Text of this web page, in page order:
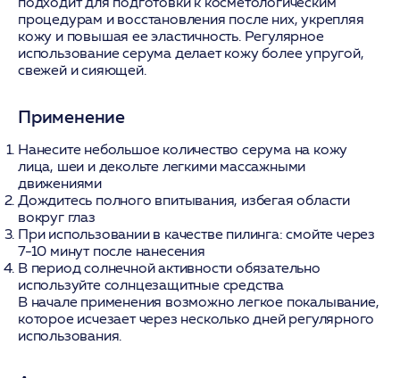
процедурам и восстановления после них, укрепляя
кожу и повышая ее эластичность. Регулярное
использование серума делает кожу более упругой,
свежей и сияющей.
Применение
Нанесите небольшое количество серума на кожу
лица, шеи и декольте легкими массажными
движениями
Дождитесь полного впитывания, избегая области
вокруг глаз
При использовании в качестве пилинга: смойте через
7-10 минут после нанесения
В период солнечной активности обязательно
используйте солнцезащитные средства
В начале применения возможно легкое покалывание,
которое исчезает через несколько дней регулярного
использования.